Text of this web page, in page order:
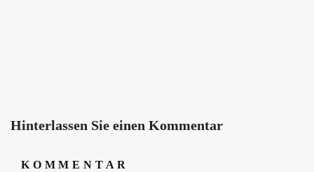
Hinterlassen Sie einen Kommentar
KOMMENTAR